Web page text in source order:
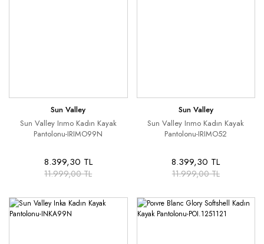
Sun Valley
Sun Valley Irımo Kadın Kayak
Pantolonu-IRIMO99N
8.399,30 TL
11.999,00 TL
Sun Valley
Sun Valley Irımo Kadın Kayak
Pantolonu-IRIMO52
8.399,30 TL
11.999,00 TL